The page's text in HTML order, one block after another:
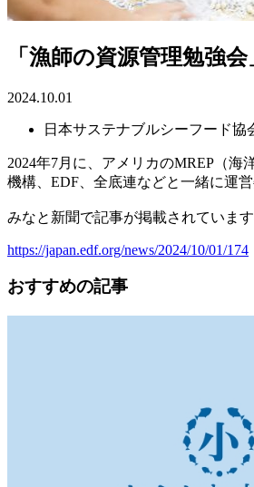
「漁師の資源管理勉強
2024.10.01
日本サステナブルシーフード協
2024年7月に、アメリカのMREP（
機構、EDF、全底連などと一緒に運
みなと新聞で記事が掲載されていま
https://japan.edf.org/news/2024/10/01/174
おすすめの記事